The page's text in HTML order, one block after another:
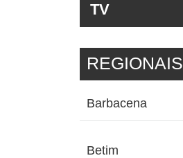
TV
REGIONAIS
Barbacena
Betim